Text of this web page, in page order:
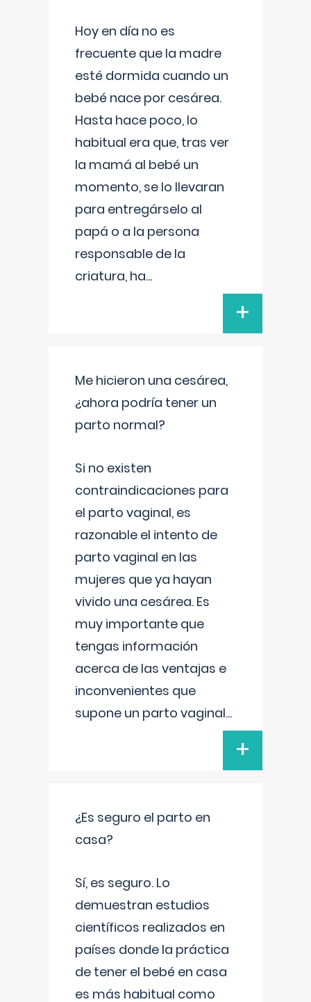
Hoy en día no es
frecuente que la madre
esté dormida cuando un
bebé nace por cesárea.
Hasta hace poco, lo
habitual era que, tras ver
la mamá al bebé un
momento, se lo llevaran
para entregárselo al
papá o a la persona
responsable de la
criatura, ha...
+
Me hicieron una cesárea,
¿ahora podría tener un
parto normal?
Si no existen
contraindicaciones para
el parto vaginal, es
razonable el intento de
parto vaginal en las
mujeres que ya hayan
vivido una cesárea. Es
muy importante que
tengas información
acerca de las ventajas e
inconvenientes que
supone un parto vaginal...
+
¿Es seguro el parto en
casa?
Sí, es seguro. Lo
demuestran estudios
científicos realizados en
países donde la práctica
de tener el bebé en casa
es más habitual como